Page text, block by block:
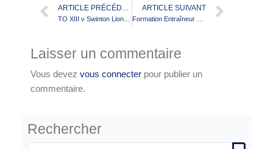
ARTICLE PRÉCÉDENT ARTICLE SUIVANT
Laisser un commentaire
Vous devez vous connecter pour publier un
commentaire.
Rechercher